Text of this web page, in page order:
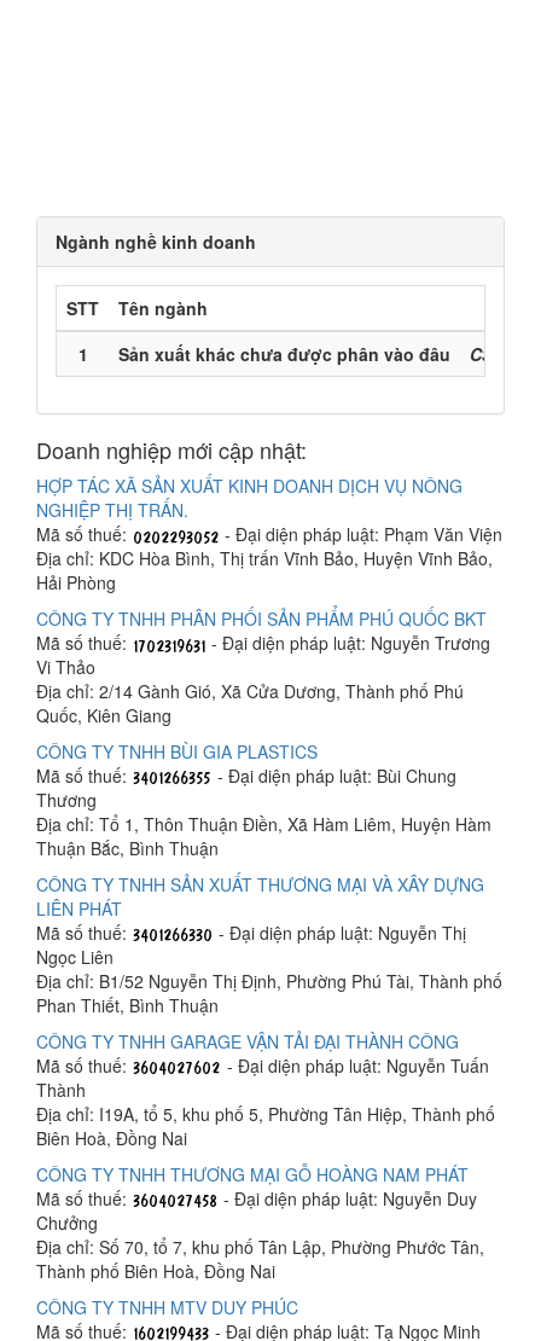
Ngành nghề kinh doanh
STT Tên ngành
1
Sản xuất khác chưa được phân vào đâu C32900
Doanh nghiệp mới cập nhật:
HỢP TÁC XÃ SẢN XUẤT KINH DOANH DỊCH VỤ NÔNG
NGHIỆP THỊ TRẤN.
Mã số thuế:
- Đại diện pháp luật: Phạm Văn Viện
Địa chỉ: KDC Hòa Bình, Thị trấn Vĩnh Bảo, Huyện Vĩnh Bảo,
Hải Phòng
CÔNG TY TNHH PHÂN PHỐI SẢN PHẨM PHÚ QUỐC BKT
Mã số thuế:
- Đại diện pháp luật: Nguyễn Trương
Vi Thảo
Địa chỉ: 2/14 Gành Gió, Xã Cửa Dương, Thành phố Phú
Quốc, Kiên Giang
CÔNG TY TNHH BÙI GIA PLASTICS
Mã số thuế:
- Đại diện pháp luật: Bùi Chung
Thương
Địa chỉ: Tổ 1, Thôn Thuận Điền, Xã Hàm Liêm, Huyện Hàm
Thuận Bắc, Bình Thuận
CÔNG TY TNHH SẢN XUẤT THƯƠNG MẠI VÀ XÂY DỰNG
LIÊN PHÁT
Mã số thuế:
- Đại diện pháp luật: Nguyễn Thị
Ngọc Liên
Địa chỉ: B1/52 Nguyễn Thị Định, Phường Phú Tài, Thành phố
Phan Thiết, Bình Thuận
CÔNG TY TNHH GARAGE VẬN TẢI ĐẠI THÀNH CÔNG
Mã số thuế:
- Đại diện pháp luật: Nguyễn Tuấn
Thành
Địa chỉ: I19A, tổ 5, khu phố 5, Phường Tân Hiệp, Thành phố
Biên Hoà, Đồng Nai
CÔNG TY TNHH THƯƠNG MẠI GỖ HOÀNG NAM PHÁT
Mã số thuế:
- Đại diện pháp luật: Nguyễn Duy
Chưởng
Địa chỉ: Số 70, tổ 7, khu phố Tân Lập, Phường Phước Tân,
Thành phố Biên Hoà, Đồng Nai
CÔNG TY TNHH MTV DUY PHÚC
Mã số thuế:
- Đại diện pháp luật: Tạ Ngọc Minh